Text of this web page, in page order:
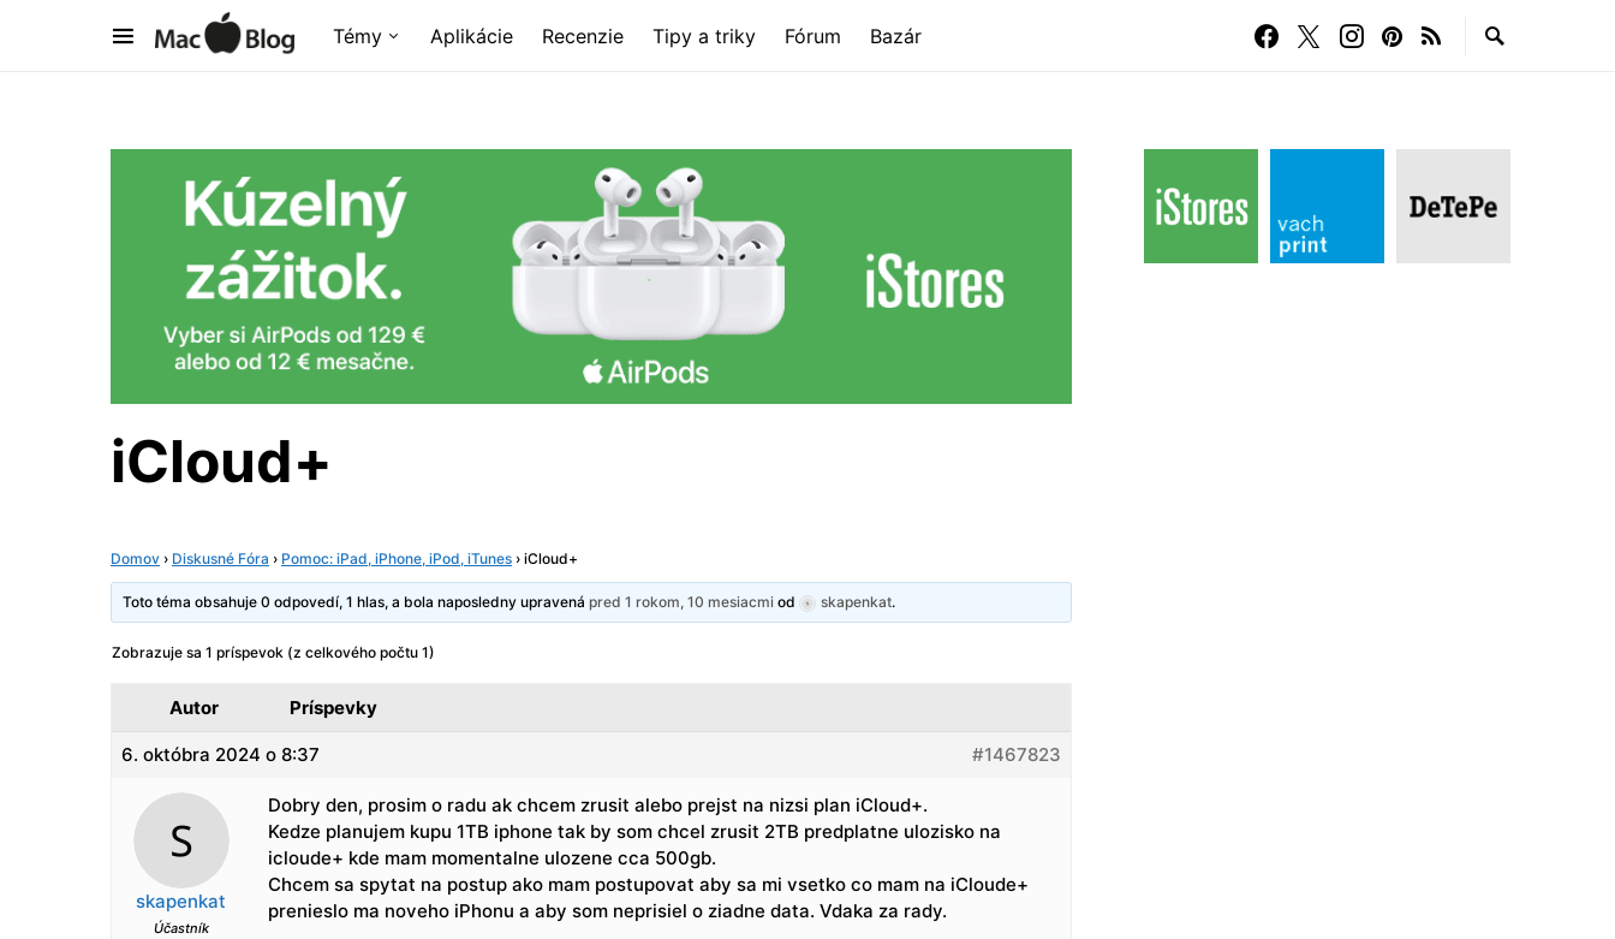
Témy Aplikácie Recenzie Tipy a triky Fórum Bazár
iCloud+
Domov › Diskusné Fóra › Pomoc: iPad, iPhone, iPod, iTunes › iCloud+
Toto téma obsahuje 0 odpovedí, 1 hlas, a bola naposledny upravenápred 1 rokom, 10 mesiacmi od skapenkat.
Zobrazuje sa 1 príspevok (z celkového počtu 1)
Autor Príspevky
6. októbra 2024 o 8:37 #1467823
skapenkat
Účastník
Dobry den, prosim o radu ak chcem zrusit alebo prejst na nizsi plan iCloud+.
Kedze planujem kupu 1TB iphone tak by som chcel zrusit 2TB predplatne ulozisko na
icloude+ kde mam momentalne ulozene cca 500gb.
Chcem sa spytat na postup ako mam postupovat aby sa mi vsetko co mam na iCloude+
prenieslo ma noveho iPhonu a aby som neprisiel o ziadne data. Vdaka za rady.